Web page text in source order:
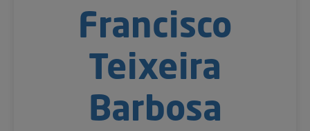
Francisco
Teixeira
Barbosa